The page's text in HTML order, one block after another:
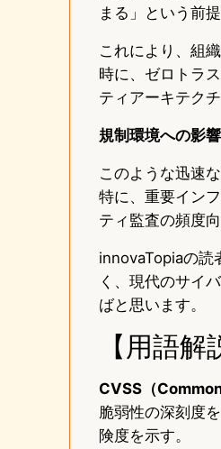
まる」という前
これにより、組
時に、ゼロトラ
ティアーキテク
規制環境への影響
このような迅速
特に、重要イン
ティ監査の頻度
innovaTopiaの読
く、現代のサイ
ばと思います。
【用語解
CVSS（
脆弱性の深刻度
険度を示す。